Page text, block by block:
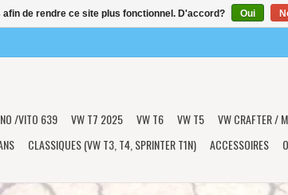
/VITO 639 VW T7 2025 VW T6 VW T5 VW CRAFTER /
CLASSIQUES (VW T3, T4, SPRINTER T1N) ACCESSOIRES
de rendre ce site plus fonctionnel. D'accord? Oui